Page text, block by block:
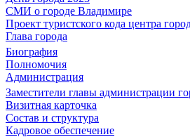
СМИ о городе Владимире
Проект туристского кода центра
Глава города
Биография
Полномочия
Администрация
Заместители главы администрации
Визитная карточка
Состав и структура
Кадровое обеспечение